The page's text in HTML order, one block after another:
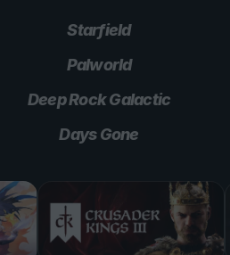
Starfield
Palworld
Deep Rock Galactic
Days Gone